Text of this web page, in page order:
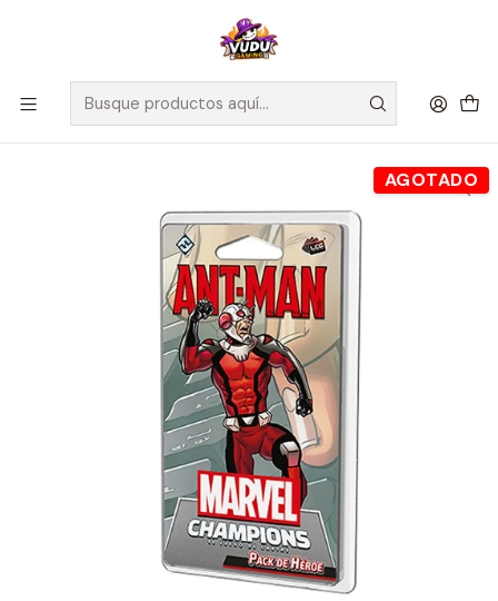
🚀 ¡Despachamos a todo Chile! Envío GRATIS a Regiones sobre
$100.000 y a RM sobre $35.000
Inicio Juegos de Mesa Editorial Fantasy Flight
Marvel Champions: Ant-Man - Español
AGOTADO